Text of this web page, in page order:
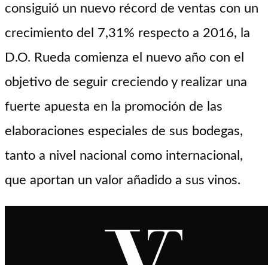
consiguió un nuevo récord de ventas con un
crecimiento del 7,31% respecto a 2016, la
D.O. Rueda comienza el nuevo año con el
objetivo de seguir creciendo y realizar una
fuerte apuesta en la promoción de las
elaboraciones especiales de sus bodegas,
tanto a nivel nacional como internacional,
que aportan un valor añadido a sus vinos.